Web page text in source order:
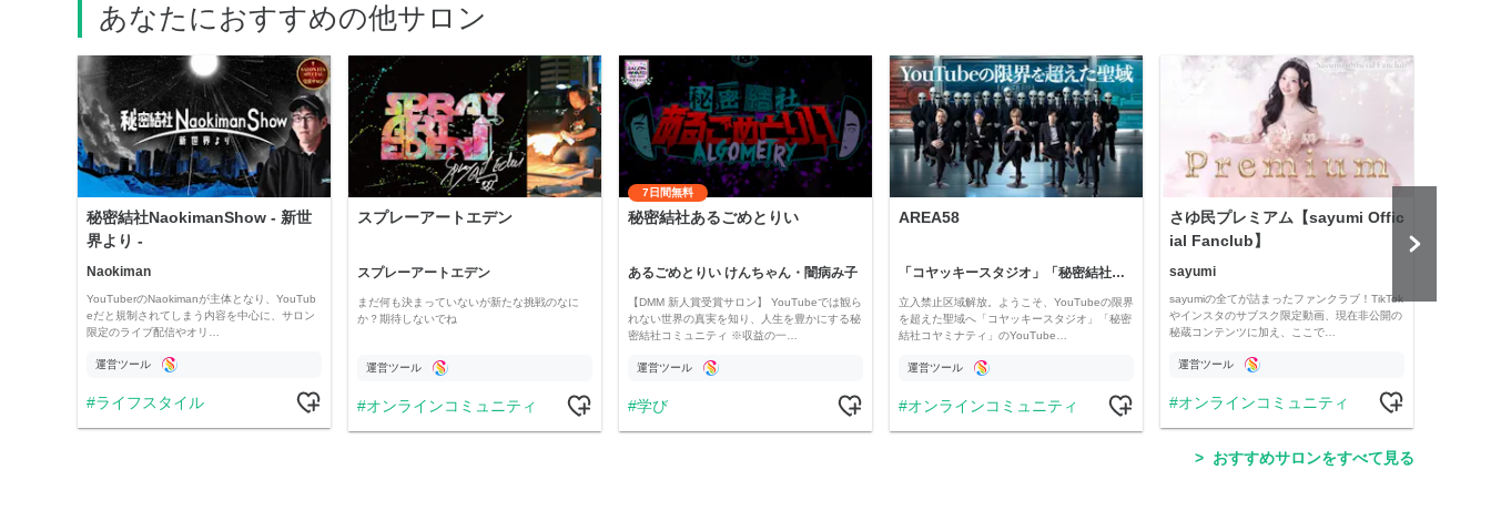
あなたにおすすめの他サロン
秘密結社NaokimanShow - 新世
界より -
Naokiman
YouTuberのNaokimanが主体となり、YouTub
eだと規制されてしまう内容を中心に、サロン
限定のライブ配信やオリ…
運営ツール
ライフスタイル
スプレーアートエデン
スプレーアートエデン
まだ何も決まっていないが新たな挑戦のなに
か？期待しないでね
運営ツール
オンラインコミュニティ
7日間無料
秘密結社あるごめとりい
あるごめとりい けんちゃん・闇病み子
【DMM 新人賞受賞サロン】 YouTubeでは観ら
れない世界の真実を知り、人生を豊かにする秘
密結社コミュニティ ※収益の一…
運営ツール
学び
AREA58
「コヤッキースタジオ」「秘密結社コヤミナティ」
立入禁止区域解放。ようこそ、YouTubeの限界
を超えた聖域へ「コヤッキースタジオ」「秘密
結社コヤミナティ」のYouTube…
運営ツール
オンラインコミュニティ
さゆ民プレミアム【sayumi Offic
ial Fanclub】
sayumi
sayumiの全てが詰まったファンクラブ！TikTok
やインスタのサブスク限定動画、現在非公開の
秘蔵コンテンツに加え、ここで…
運営ツール
オンラインコミュニティ
おすすめサロンをすべて見る